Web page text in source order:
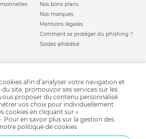
Nos bons plans
Nos marques
Mentions légales
Comment se protéger du phishing ?
Soldes allobébé
les plus d'allobébé
Liste de naissance
Infos conseils
Jeux concours
Valise de maternité
Parrainage
afin d’analyser votre navigation et
du site, promouvoir ses services sur les
proposer du contenu personnalisé.
vos choix pour individuellement
cookies en cliquant sur «
Pour en savoir plus sur la gestion des
politique de cookies.